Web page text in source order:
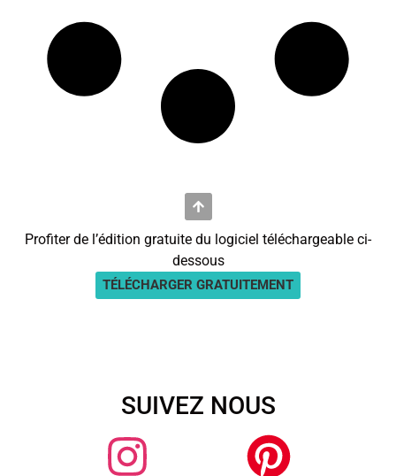
Profiter de l’édition gratuite du logiciel téléchargeable ci-
dessous
TÉLÉCHARGER GRATUITEMENT
SUIVEZ NOUS